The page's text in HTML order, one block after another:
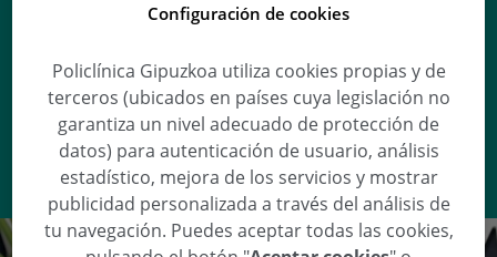
¿Debo tomar probióticos?
Eider Sánchez Tolosaresponde a esta y
otras preguntas en nuestra sección de
Preguntas médicas.
VER RESPUESTA
Configuración de cookies
Policlínica Gipuzkoa utiliza cookies propias y de
terceros (ubicados en países cuya legislación no
garantiza un nivel adecuado de protección de
datos) para autenticación de usuario, análisis
estadístico, mejora de los servicios y mostrar
publicidad personalizada a través del análisis de
tu navegación. Puedes aceptar todas las cookies,